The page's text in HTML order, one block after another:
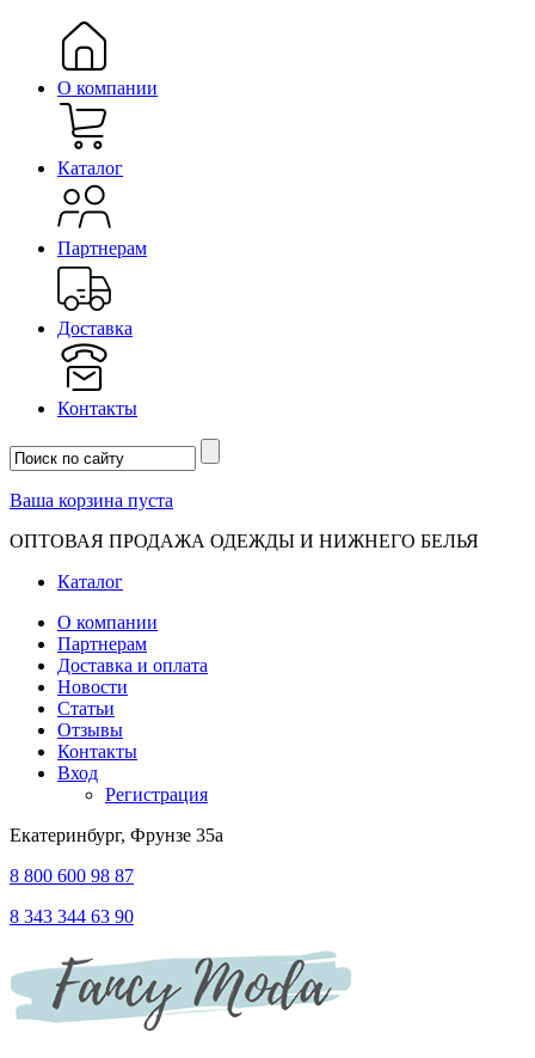
О компании
Каталог
Партнерам
Доставка
Контакты
Ваша корзина пуста
ОПТОВАЯ ПРОДАЖА ОДЕЖДЫ И НИЖНЕГО БЕЛЬЯ
Каталог
О компании
Партнерам
Доставка и оплата
Новости
Статьи
Отзывы
Контакты
Вход
Регистрация
Екатеринбург, Фрунзе 35а
8 800 600 98 87
8 343 344 63 90